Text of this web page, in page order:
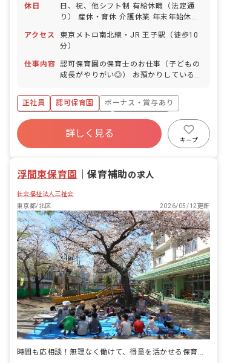
休日
日、祝、他シフト制 有給休暇（法定通
り） 産休・育休 介護休業 年末年始休暇
能性有
アクセス
東京メトロ南北線・JR 王子駅（徒歩10
分）
仕事内容 認可保育園の保育士のお仕事（子どもの
成長がやりがい◎） お預かりしている子
・食事・睡眠・排泄・清潔・衣類の着脱
等 ・集団生活を通じた社会性の装着 ・
行事の計画・実行、お知らせの作成
正社員 認可保育園
ボーナス・賞与あり
寮・住宅・家賃補助あり
社会保険完備
福利厚生充実
退職金制度
詳しく見る
キープ
浮間東保育園 ｜保育補助の求人
社会福祉法人三祉会
東京都/北区
2026/05/12更新